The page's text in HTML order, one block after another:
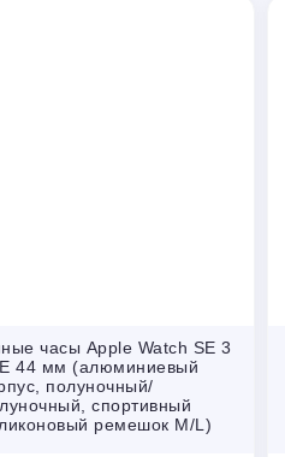
часы Apple Watch SE 3
44 мм (алюминиевый
полуночный/
спортивный
ремешок M/L)